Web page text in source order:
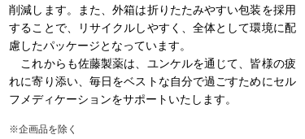
削減します。また、外箱は折りたたみやすい包装を採用
することで、リサイクルしやすく、全体として環境に配
慮したパッケージとなっています。
これからも佐藤製薬は、ユンケルを通じて、皆様の疲
れに寄り添い、毎日をベストな自分で過ごすためにセル
フメディケーションをサポートいたします。
※企画品を除く